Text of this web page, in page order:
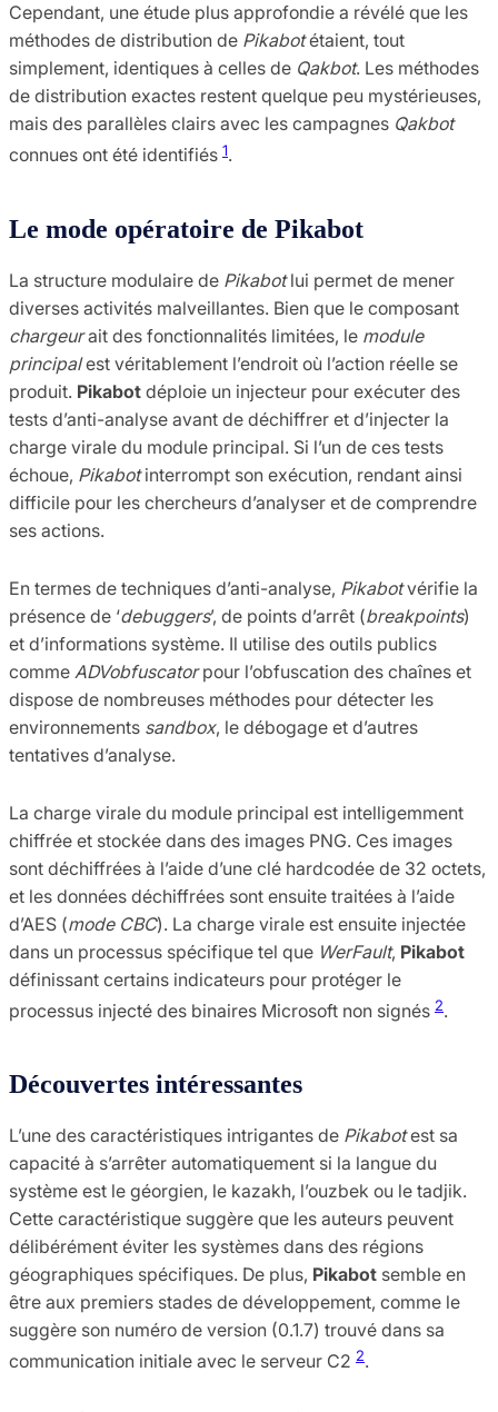
Cependant, une étude plus approfondie a révélé que les
méthodes de distribution de Pikabotétaient, tout
simplement, identiques à celles de Qakbot. Les méthodes
de distribution exactes restent quelque peu mystérieuses,
mais des parallèles clairs avec les campagnes Qakbot
connues ont été identifiés 1​.
Le mode opératoire de Pikabot
La structure modulaire de Pikabotlui permet de mener
diverses activités malveillantes. Bien que le composant
chargeurait des fonctionnalités limitées, le module
principalest véritablement l’endroit où l’action réelle se
produit. Pikabot déploie un injecteur pour exécuter des
tests d’anti-analyse avant de déchiffrer et d’injecter la
charge virale du module principal. Si l’un de ces tests
échoue, Pikabotinterrompt son exécution, rendant ainsi
difficile pour les chercheurs d’analyser et de comprendre
ses actions.
En termes de techniques d’anti-analyse, Pikabotvérifie la
présence de ‘debuggers’, de points d’arrêt (breakpoints)
et d’informations système. Il utilise des outils publics
comme ADVobfuscatorpour l’obfuscation des chaînes et
dispose de nombreuses méthodes pour détecter les
environnements sandbox, le débogage et d’autres
tentatives d’analyse.
La charge virale du module principal est intelligemment
chiffrée et stockée dans des images PNG. Ces images
sont déchiffrées à l’aide d’une clé hardcodée de 32 octets,
et les données déchiffrées sont ensuite traitées à l’aide
d’AES (mode CBC). La charge virale est ensuite injectée
dans un processus spécifique tel que WerFault, Pikabot
définissant certains indicateurs pour protéger le
processus injecté des binaires Microsoft non signés 2​.
Découvertes intéressantes
L’une des caractéristiques intrigantes de Pikabotest sa
capacité à s’arrêter automatiquement si la langue du
système est le géorgien, le kazakh, l’ouzbek ou le tadjik.
Cette caractéristique suggère que les auteurs peuvent
délibérément éviter les systèmes dans des régions
géographiques spécifiques. De plus, Pikabot semble en
être aux premiers stades de développement, comme le
suggère son numéro de version (0.1.7) trouvé dans sa
communication initiale avec le serveur C2 2​.